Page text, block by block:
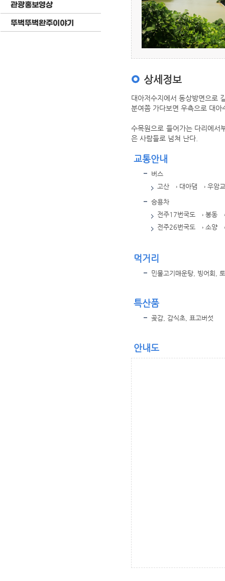
관광홍보영상
뚜벅뚜벅완주이야기
상세정보
대아저수지에서 동상방면으로
분여쯤 가다보면 우측으로 대아
수목원으로 들어가는 다리에서
은 사람들로 넘쳐 난다.
교통안내
버스
고산 → 대아댐 → 우암
승용차
전주17번국도 → 봉동
전주26번국도 → 소양
먹거리
민물고기매운탕, 빙어회,
특산품
곶감, 감식초, 표고버섯
안내도